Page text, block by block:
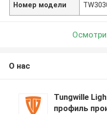
Номер модели
О нас
Tungwille
профиль